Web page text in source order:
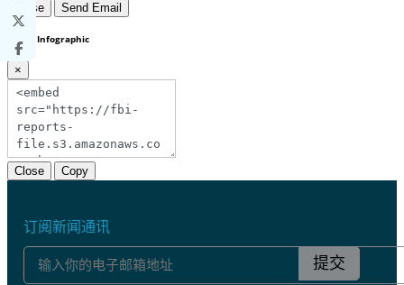
Close Send Email
Share Infographic
×
Close Copy
订阅新闻通讯
提交